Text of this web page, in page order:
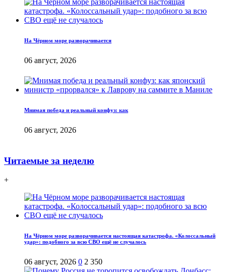
На Чёрном море разворачивается
06 август, 2026
Мнимая победа и реальный конфуз: как
06 август, 2026
Читаемые за неделю
+
На Чёрном море разворачивается настоящая катастрофа. «Колоссальный
удар»: подобного за всю СВО ещё не случалось
06 август, 2026 0 2 350